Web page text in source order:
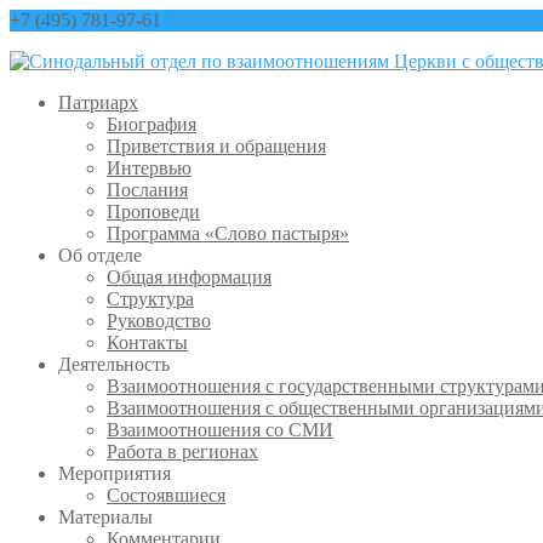
+7 (495) 781-97-61
Патриарх
Биография
Приветствия и обращения
Интервью
Послания
Проповеди
Программа «Слово пастыря»
Об отделе
Общая информация
Структура
Руководство
Контакты
Деятельность
Взаимоотношения с государственными
Взаимоотношения с общественными
Взаимоотношения со СМИ
Работа в регионах
Мероприятия
Состоявшиеся
Материалы
Комментарии